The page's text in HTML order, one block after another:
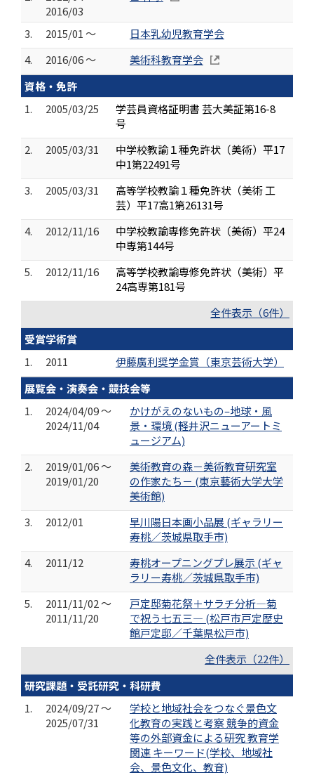
2016/03
3. 2015/01 ～
日本乳幼児教育学会
4.
2016/06 ～
美術科教育学会
資格・免許
1.
2005/03/25
学芸員資格証明書 芸大美証第16-8
号
2.
2005/03/31
中学校教諭１種免許状（美術）平17
中1第22491号
3.
2005/03/31
高等学校教諭１種免許状（美術 工
芸）平17高1第26131号
4.
2012/11/16
中学校教諭専修免許状（美術）平24
中専第144号
5.
2012/11/16
高等学校教諭専修免許状（美術）平
24高専第181号
全件表示（6件）
受賞学術賞
1.
2011
伊藤廣利奨学金賞（東京芸術大学）
展覧会・演奏会・競技会等
1.
2024/04/09 ～
2024/11/04
かけがえのないもの–地球・風
景・環境 (軽井沢ニューアートミ
ュージアム)
2.
2019/01/06 ～
2019/01/20
美術教育の森－美術教育研究室
の作家たち－ (東京藝術大学大学
美術館)
3.
2012/01
早川陽日本画小品展 (ギャラリー
寿桃／茨城県取手市)
4.
2011/12
寿桃オープニングプレ展示 (ギャ
ラリー寿桃／茨城県取手市)
5.
2011/11/02 ～
2011/11/20
戸定邸菊花祭＋サラチ分析―菊
で祝う七五三― (松戸市戸定歴史
館戸定邸／千葉県松戸市)
全件表示（22件）
研究課題・受託研究・科研費
1.
2024/09/27 ～
2025/07/31
学校と地域社会をつなぐ景色文
化教育の実践と考察 競争的資金
等の外部資金による研究 教育学
関連 キーワード(学校、地域社
会、景色文化、教育)